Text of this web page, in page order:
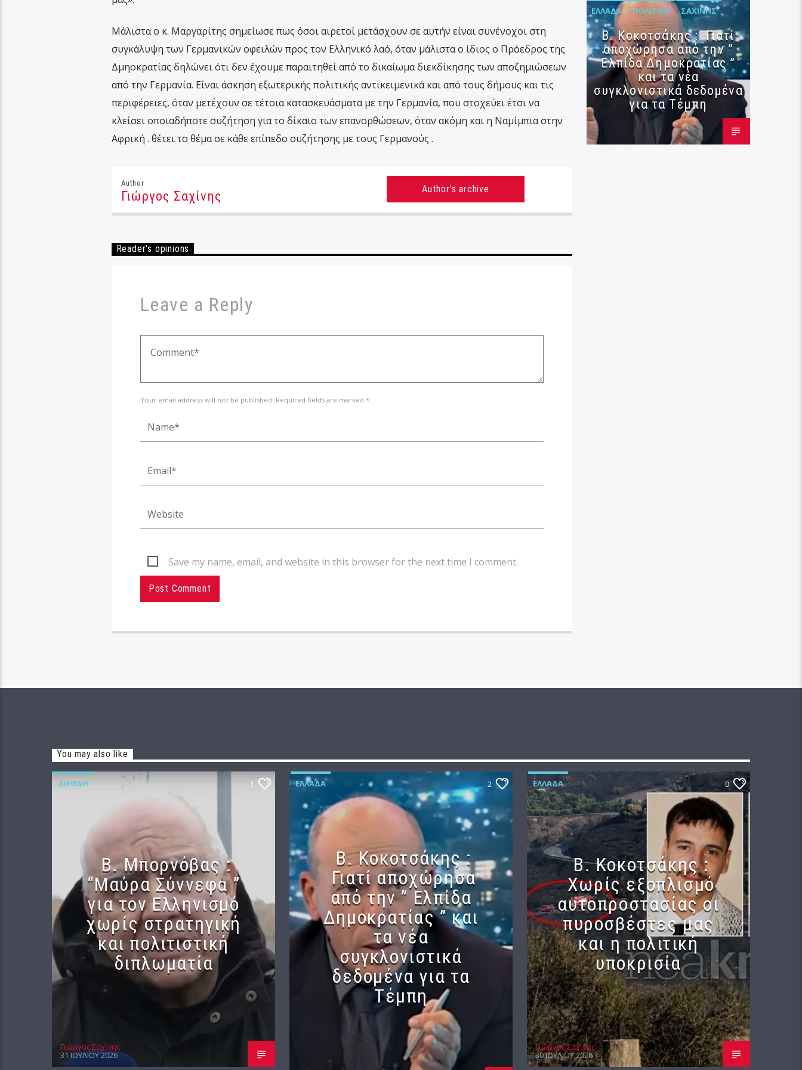
Μάλιστα ο κ. Μαργαρίτης σημείωσε πως όσοι αιρετοί μετάσχουν σε αυτήν είναι συνένοχοι στη
συγκάλυψη των Γερμανικών οφειλών προς τον Ελληνικό λαό, όταν μάλιστα ο ίδιος ο Πρόεδρος της
Δμηοκρατίας δηλώνει ότι δεν έχουμε παραιτηθεί από το δικαίωμα διεκδίκησης των αποζημιώσεων
από την Γερμανία. Είναι άσκηση εξωτερικής πολιτικής αντικειμενικά και από τους δήμους και τις
περιφέρειες, όταν μετέχουν σε τέτοια κατασκευάσματα με την Γερμανία, που στοχεύει έτσι να
κλείσει οποιαδήποτε συζήτηση για το δίκαιο των επανορθώσεων, όταν ακόμη και η Ναμίμπια στην
Αφρική . θέτει το θέμα σε κάθε επίπεδο συζήτησης με τους Γερμανούς .
Author
Γιώργος Σαχίνης Author's archive
Reader's opinions
Leave a Reply
Your email address will not be published. Required fields are marked *
Save my name, email, and website in this browser for the next time I comment.
ΕΛΛΆΔΑ ΠΟΛΙΤΙΚΉ ΣΑΧΊΝΗΣ
Β. Κοκοτσάκης : Γιατί
αποχώρησα από την ”
Ελπίδα Δημοκρατίας ”
και τα νέα
συγκλονιστικά δεδομένα
για τα Τέμπη
You may also like
ΔΙΕΘΝΉ 1
B. Μπορνόβας :
“Μαύρα Σύννεφα ”
για τον Ελληνισμό
χωρίς στρατηγική
και πολιτιστική
διπλωματία
Γιώργος Σαχίνης
31 ΙΟΥΛΊΟΥ 2026
ΕΛΛΆΔΑ 2
Β. Κοκοτσάκης :
Γιατί αποχώρησα
από την ” Ελπίδα
Δημοκρατίας ” και
τα νέα
συγκλονιστικά
δεδομένα για τα
Τέμπη
ΕΛΛΆΔΑ 0
Β. Κοκοτσάκης :
Χωρίς εξοπλισμό
αυτοπροστασίας οι
πυροσβέστες μας
και η πολιτική
υποκρισία
Γιώργος Σαχίνης
30 ΙΟΥΛΊΟΥ 2026